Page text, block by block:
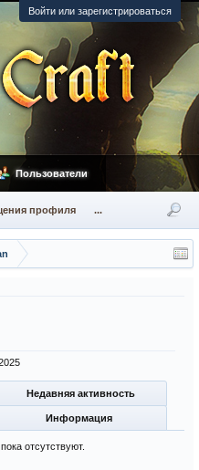
Войти или зарегистрироваться
Недавняя активность
Информация
отсутствуют.
Пользователи
профиля ...